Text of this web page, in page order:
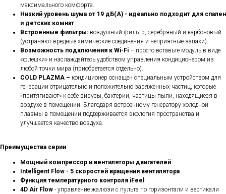
максимального комфорта.
Низкий уровень шума от 19 дБ(А) - идеально подходит для спален
и детских комнат
Встроенные фильтры: воздушный фильтр, серебряный и карбоновый
(устраняют вредные химические соединения и неприятные запахи).
Возможность подключения к Wi-Fi – просто вставьте модуль в виде
«флешки» и наслаждайтесь удобством управления кондиционером из
любой точки мира (приобретается отдельно).
COLD PLAZMA – кондиционер оснащен специальным устройством для
генерации отрицательно и положительно заряженных частиц, которые
«притягивают» к себе вирусы, бактерии, частицы пыли, находящиеся в
воздухе в помещении. Благодаря встроенному генератору холодной
плазмы в помещении поддерживается экология пространства и
улучшается качество воздуха.
Преимущества серии
Мощный компрессор и вентиляторы двигателей
Intelligent Flow - 5 скоростей вращения вентилятора
Функция температурного контроля iFeel
4D Air Flow - управление жалюзи с пульта по горизонтали и вертикали